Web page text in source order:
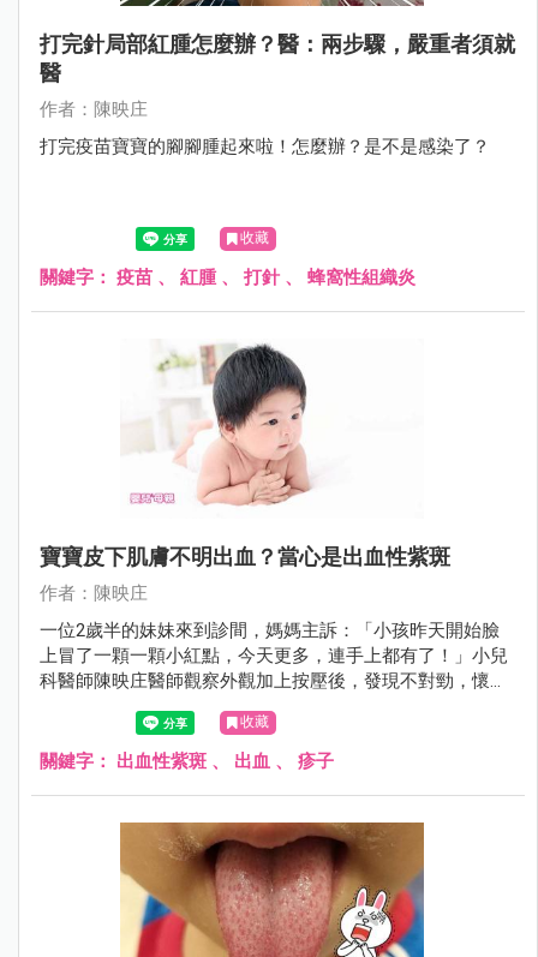
打完針局部紅腫怎麼辦？醫：兩步驟，嚴重者須就
醫
作者：陳映庄
打完疫苗寶寶的腳腳腫起來啦！怎麼辦？是不是感染了？
收藏
關鍵字： 疫苗 、 紅腫、 打針 、 蜂窩性組織炎
寶寶皮下肌膚不明出血？當心是出血性紫斑
作者：陳映庄
一位2歲半的妹妹來到診間，媽媽主訴：「小孩昨天開始臉
上冒了一顆一顆小紅點，今天更多，連手上都有了！」小兒
科醫師陳映庄醫師觀察外觀加上按壓後，發現不對勁，懷疑
是出血性紫斑。
收藏
關鍵字： 出血性紫斑 、 出血 、 疹子